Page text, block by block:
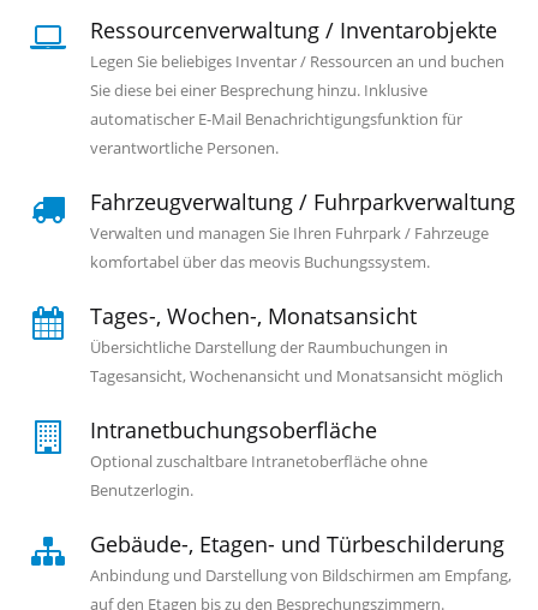
Ressourcenverwaltung / Inventarobjekte
Legen Sie beliebiges Inventar / Ressourcen an und buchen
Sie diese bei einer Besprechung hinzu. Inklusive
automatischer E-Mail Benachrichtigungsfunktion für
verantwortliche Personen.
Fahrzeugverwaltung / Fuhrparkverwaltung
Verwalten und managen Sie Ihren Fuhrpark / Fahrzeuge
komfortabel über das meovis Buchungssystem.
Tages-, Wochen-, Monatsansicht
Übersichtliche Darstellung der Raumbuchungen in
Tagesansicht, Wochenansicht und Monatsansicht möglich
Intranetbuchungsoberfläche
Optional zuschaltbare Intranetoberfläche ohne
Benutzerlogin.
Gebäude-, Etagen- und Türbeschilderung
Anbindung und Darstellung von Bildschirmen am Empfang,
auf den Etagen bis zu den Besprechungszimmern.